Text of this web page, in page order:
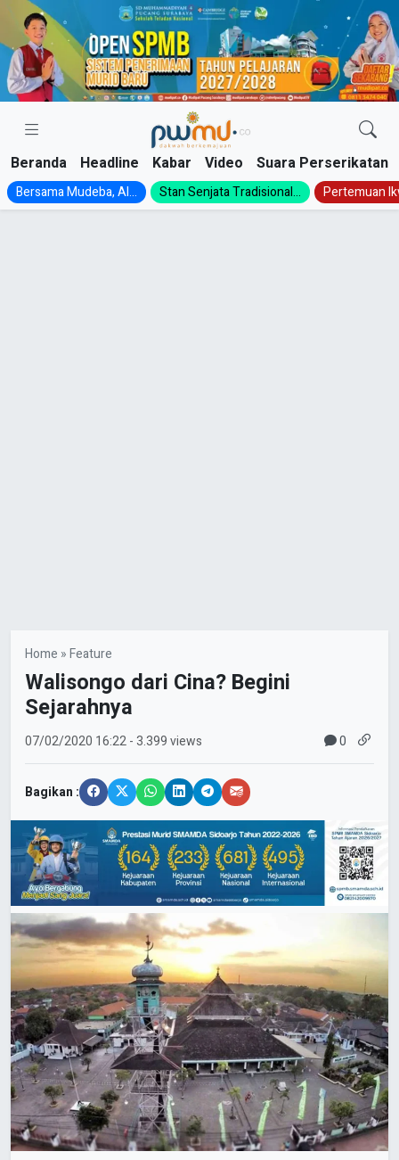
Skip
content
Beranda Headline Kabar Video Suara Perserikatan
Bersama Mudeba, Al... Stan Senjata Tradisional... Pertemuan
Home »Feature
Walisongo dari Cina? Begini
Sejarahnya
07/02/2020 16:22- 3.399 views 0
Bagikan :